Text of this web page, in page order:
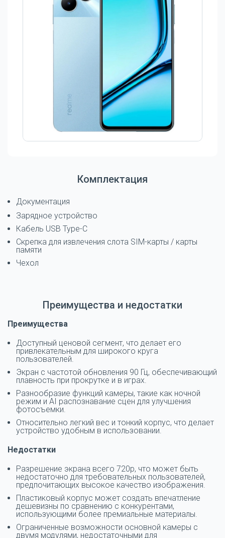
Комплектация
Документация
Зарядное устройство
Кабель USB Type-C
Скрепка для извлечения слота SIM-карты / карты
памяти
Чехол
Преимущества и недостатки
Преимущества
Доступный ценовой сегмент, что делает его
привлекательным для широкого круга
пользователей.
Экран с частотой обновления 90 Гц, обеспечивающий
плавность при прокрутке и в играх.
Разнообразие функций камеры, такие как ночной
режим и AI распознавание сцен для улучшения
фотосъемки.
Относительно легкий вес и тонкий корпус, что делает
устройство удобным в использовании.
Недостатки
Разрешение экрана всего 720p, что может быть
недостаточно для требовательных пользователей,
предпочитающих высокое качество изображения.
Пластиковый корпус может создать впечатление
дешевизны по сравнению с конкурентами,
использующими более премиальные материалы.
Ограниченные возможности основной камеры с
двумя модулями, недостаточными для